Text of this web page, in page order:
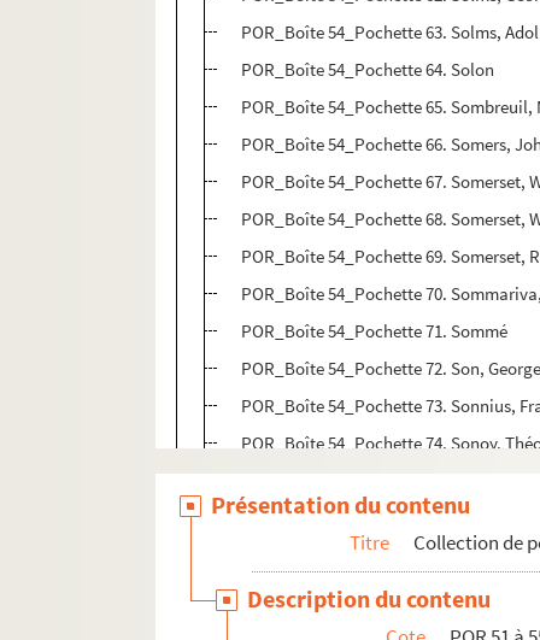
POR_Boîte 54_Pochette 63. Solms,
POR_Boîte 54_Pochette 64. Solon
POR_Boîte 54_Pochette 65.
POR_Boîte 54_Pochette 66. Somers,
POR_Boîte 54_Pochette 67. Somerset,
POR_Boîte 54_Pochette 68. Somerset,
POR_Boîte 54_Pochette 69. Somerset,
POR_Boîte 54_Pochette 70.
POR_Boîte 54_Pochette 71. Sommé
POR_Boîte 54_Pochette 72. Son,
POR_Boîte 54_Pochette 73. Sonnius,
POR_Boîte 54_Pochette 74. Sonoy,
POR_Boîte 54_Pochette 75. Sophie,
POR_Boîte 54_Pochette 76. Sorel,
POR_Boîte 54_Pochette 77. Sottile,
POR_Boîte 54_Pochette 78. Soubise,
POR_Boîte 55_Pochette 01. Soufflot,
Présentation du contenu
Titre Collection de
Description du contenu